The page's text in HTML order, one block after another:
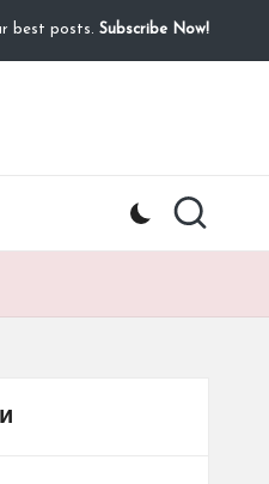
best posts. Subscribe Now!